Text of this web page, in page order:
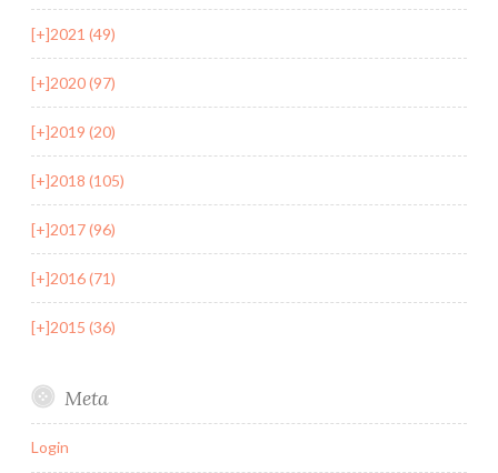
[+]2021 (49)
[+]2020 (97)
[+]2019 (20)
[+]2018 (105)
[+]2017 (96)
[+]2016 (71)
[+]2015 (36)
Meta
Login